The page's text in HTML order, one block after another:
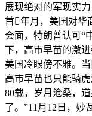
展现绝对的军现实
首年月，美国对华
会面，特朗普认可“
下，高市早苗的激
美国冷眼傍不雅。
高市早苗也只能骑
80载，岁月沧桑，
了。”11月12日，妙